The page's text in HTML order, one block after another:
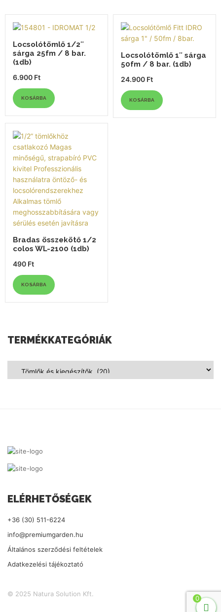
Locsolótömlő 1/2″
sárga 25fm / 8 bar.
(1db)
6.900 Ft
KOSÁRBA
Locsolótömlő 1″ sárga
50fm / 8 bar. (1db)
24.900 Ft
KOSÁRBA
Bradas összekötő 1/2
colos WL-2100 (1db)
490 Ft
KOSÁRBA
TERMÉKKATEGÓRIÁK
ELÉRHETŐSÉGEK
+36 (30) 511-6224
info@premiumgarden.hu
Általános szerződési feltételek
Adatkezelési tájékoztató
© 2025 Natura Solution Kft.
0